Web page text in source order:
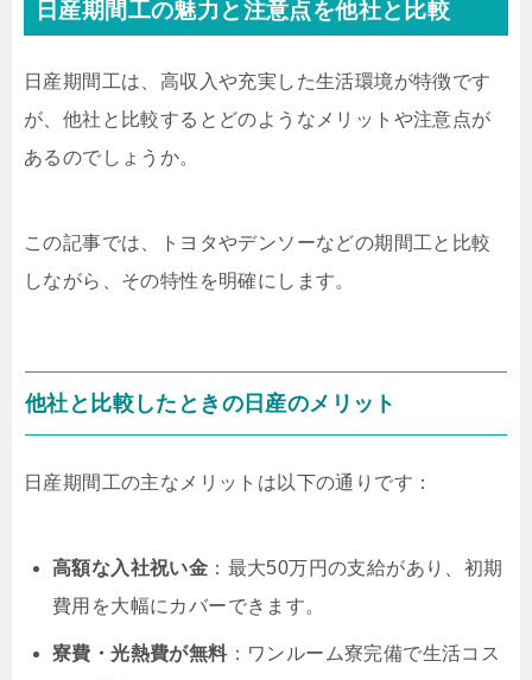
日産期間工の魅力と注意点を他社と比較
日産期間工は、高収入や充実した生活環境が特徴です
が、他社と比較するとどのようなメリットや注意点が
あるのでしょうか。
この記事では、トヨタやデンソーなどの期間工と比較
しながら、その特性を明確にします。
他社と比較したときの日産のメリット
日産期間工の主なメリットは以下の通りです：
高額な入社祝い金 ：最大50万円の支給があり、初期
費用を大幅にカバーできます。
寮費・光熱費が無料：ワンルーム寮完備で生活コス